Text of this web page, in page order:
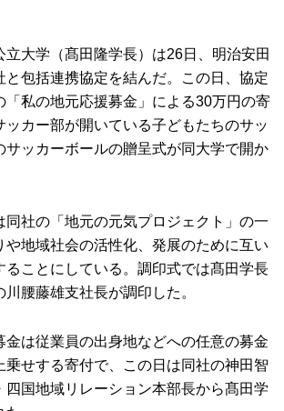
大学（髙田隆学長）は26日、明治安田
と包括連携協定を結んだ。この日、協定
「私の地元応援募金」による30万円の寄
ッカー部が開いている子どもたちのサッ
サッカーボールの贈呈式が同大学で開か
社の「地元の元気プロジェクト」の一
や地域社会の活性化、発展のために互い
ることにしている。調印式では髙田学長
腰藤雄支社長が調印した。
は従業員の出身地などへの任意の募金
乗せする寄付で、この日は同社の神田智
四国地域リレーション本部長から髙田学